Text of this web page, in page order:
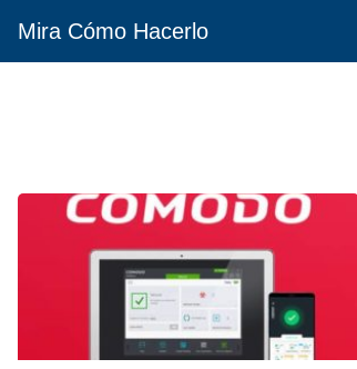
Mira Cómo Hacerlo